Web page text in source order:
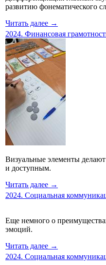
развитию фонематического
Читать далее →
2024. Финансовая
Визуальные элементы
и доступным.
Читать далее →
2024. Социальная
Еще немного о
эмоций.
Читать далее →
2024. Социальная